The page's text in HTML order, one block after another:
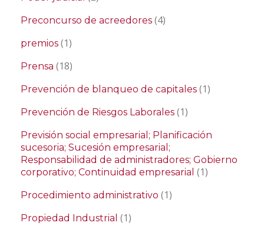
Preconcurso de acreedores (4)
premios (1)
Prensa (18)
Prevención de blanqueo de capitales (1)
Prevención de Riesgos Laborales (1)
Previsión social empresarial; Planificación
sucesoria; Sucesión empresarial;
Responsabilidad de administradores; Gobierno
corporativo; Continuidad empresarial (1)
Procedimiento administrativo (1)
Propiedad Industrial (1)